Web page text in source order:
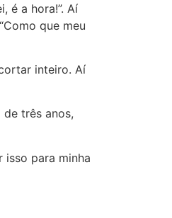
é a hora!”. Aí
que meu
inteiro. Aí
três anos,
isso para minha